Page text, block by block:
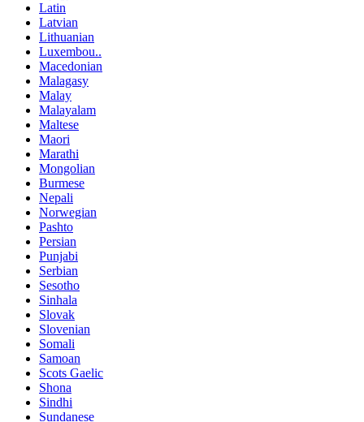
Latin
Latvian
Lithuanian
Luxembou..
Macedonian
Malagasy
Malay
Malayalam
Maltese
Maori
Marathi
Mongolian
Burmese
Nepali
Norwegian
Pashto
Persian
Punjabi
Serbian
Sesotho
Sinhala
Slovak
Slovenian
Somali
Samoan
Scots Gaelic
Shona
Sindhi
Sundanese